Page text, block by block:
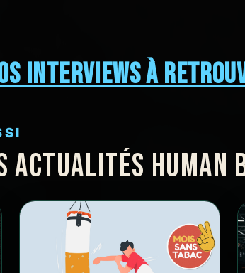
INTERVIEWS À
ACTUALITÉS HUMAN